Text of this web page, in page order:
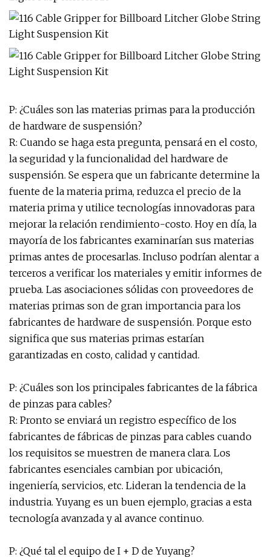
P: ¿Cuáles son las materias primas para la producción
de hardware de suspensión?
R: Cuando se haga esta pregunta, pensará en el costo,
la seguridad y la funcionalidad del hardware de
suspensión. Se espera que un fabricante determine la
fuente de la materia prima, reduzca el precio de la
materia prima y utilice tecnologías innovadoras para
mejorar la relación rendimiento-costo. Hoy en día, la
mayoría de los fabricantes examinarían sus materias
primas antes de procesarlas. Incluso podrían alentar a
terceros a verificar los materiales y emitir informes de
prueba. Las asociaciones sólidas con proveedores de
materias primas son de gran importancia para los
fabricantes de hardware de suspensión. Porque esto
significa que sus materias primas estarían
garantizadas en costo, calidad y cantidad.
P: ¿Cuáles son los principales fabricantes de la fábrica
de pinzas para cables?
R: Pronto se enviará un registro específico de los
fabricantes de fábricas de pinzas para cables cuando
los requisitos se muestren de manera clara. Los
fabricantes esenciales cambian por ubicación,
ingeniería, servicios, etc. Lideran la tendencia de la
industria. Yuyang es un buen ejemplo, gracias a esta
tecnología avanzada y al avance continuo.
P: ¿Qué tal el equipo de I + D de Yuyang?